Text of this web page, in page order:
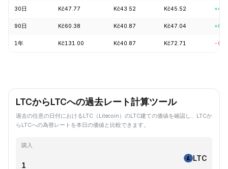
30日 Kč47.77 Kč43.52 Kč45.52
90日 Kč60.38 Kč40.87 Kč47.04
1年 Kč131.00 Kč40.87 Kč72.71 -
LTCからLTCへの過去レート計算ツール
過去の任意の日付におけるLTC（Litecoin）のLTC建ての価値を確認し、LTCか
らLTCへの為替レートを本日の価値と比較できます。
購入
LTC